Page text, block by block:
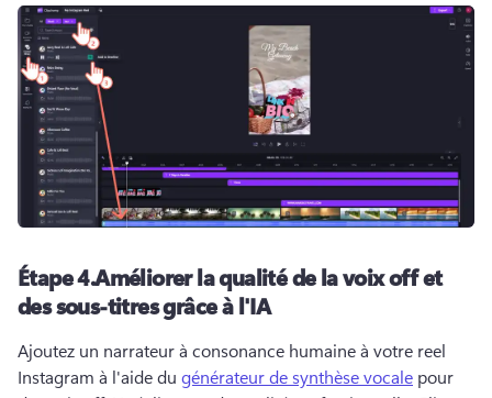
Étape 4.Améliorer la qualité de la voix off et
des sous-titres grâce à l'IA
Ajoutez un narrateur à consonance humaine à votre reel
Instagram à l'aide du générateur de synthèse vocale pour